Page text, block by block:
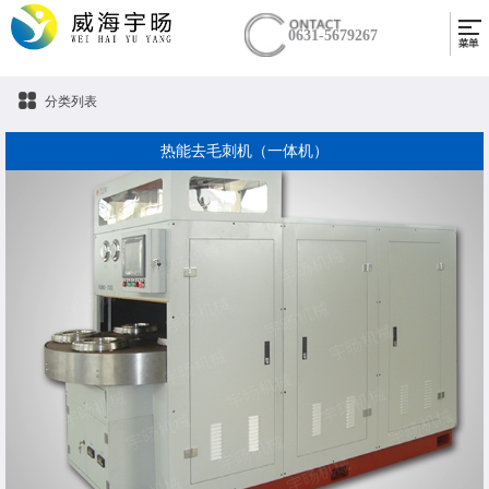
0631-5679267
分类列表
热能去毛刺机（一体机）